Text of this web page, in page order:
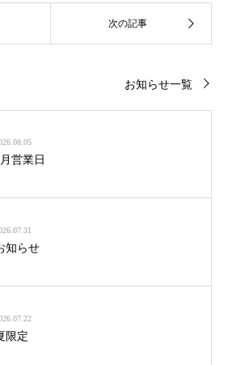
お知らせ一覧
営業日
知らせ
限定